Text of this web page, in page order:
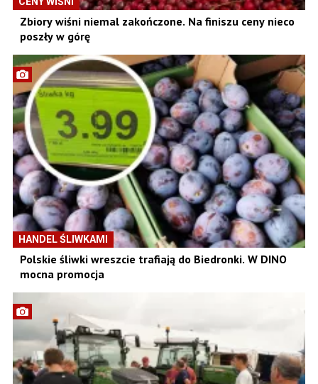
Zbiory wiśni niemal zakończone. Na finiszu ceny nieco
poszły w górę
HANDEL ŚLIWKAMI
Polskie śliwki wreszcie trafiają do Biedronki. W DINO
mocna promocja